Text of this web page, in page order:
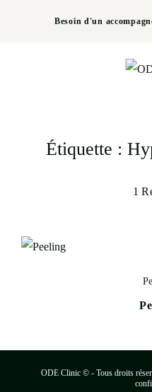
Besoin d'un
Étiquette :
1
ODE Clinic © - Tous droits